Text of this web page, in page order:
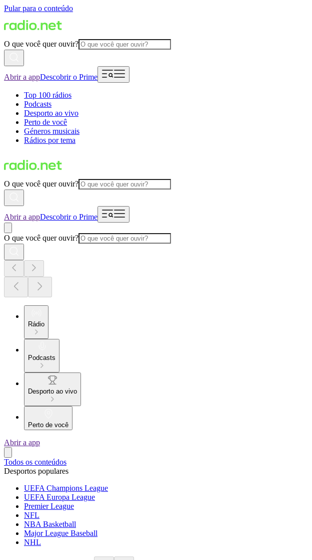
Pular para o conteúdo
O que você quer ouvir?
Abrir a appDescobrir o Prime
Top 100 rádios
Podcasts
Desporto ao vivo
Perto de você
Géneros musicais
Rádios por tema
O que você quer ouvir?
Abrir a appDescobrir o Prime
O que você quer ouvir?
Rádio
Podcasts
Desporto ao vivo
Perto de você
Abrir a app
Todos os conteúdos
Desportos populares
UEFA Champions League
UEFA Europa League
Premier League
NFL
NBA Basketball
Major League Baseball
NHL